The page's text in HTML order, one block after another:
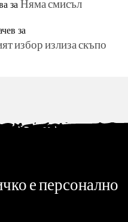
заНяма смисъл
за
избор излиза скъпо
е персонално